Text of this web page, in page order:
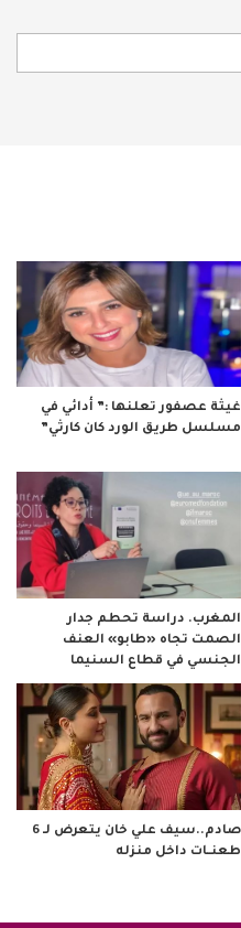
غيثة عصفور تعلنها :” أدائي في
مسلسل طريق الورد كان كارثي”
المغرب. دراسة تحطم جدار
الصمت تجاه «طابو» العنف
الجنسي في قطاع السنيما
صادم..سيف علي خان يتعرض لـ 6
طعنــات داخل منزله